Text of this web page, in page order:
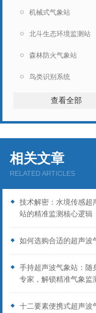
机械式气象站
北斗生态环境监测站
森林防火气象站
鸟类识别系统
查看全部
相关文章
RELATED ARTICLES
技术解密：水境传感超
站的精准监测核心逻辑
如何选购合适的超声波
手持超声波气象站：随
专家，解锁精准气象监
十二要素便携式超声波